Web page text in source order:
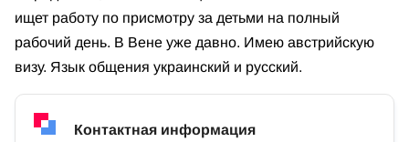
ищет работу по присмотру за детьми на полный
рабочий день. В Вене уже давно. Имею австрийскую
визу. Язык общения украинский и русский.
Контактная информация